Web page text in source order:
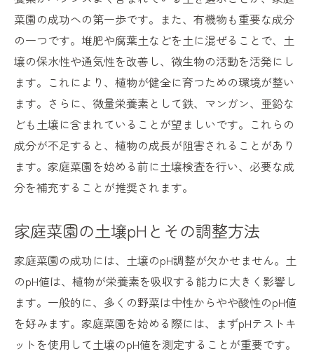
菜園の成功への第一歩です。また、有機物も重要な成分
の一つです。堆肥や腐葉土などを土に混ぜることで、土
壌の保水性や通気性を改善し、微生物の活動を活発にし
ます。これにより、植物が健全に育つための環境が整い
ます。さらに、微量栄養素として鉄、マンガン、亜鉛な
ども土壌に含まれていることが望ましいです。これらの
成分が不足すると、植物の成長が阻害されることがあり
ます。家庭菜園を始める前に土壌検査を行い、必要な成
分を補充することが推奨されます。
家庭菜園の土壌pHとその調整方法
家庭菜園の成功には、土壌のpH調整が欠かせません。土
のpH値は、植物が栄養素を吸収する能力に大きく影響し
ます。一般的に、多くの野菜は中性からやや酸性のpH値
を好みます。家庭菜園を始める際には、まずpHテストキ
ットを使用して土壌のpH値を測定することが重要です。